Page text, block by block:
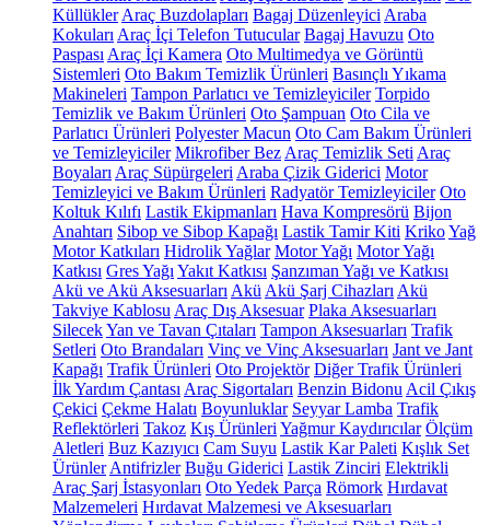
Küllükler Araç Buzdolapları Bagaj Düzenleyici Araba
Kokuları Araç İçi Telefon Tutucular Bagaj Havuzu Oto
Paspası Araç İçi Kamera Oto Multimedya ve Görüntü
Sistemleri Oto Bakım Temizlik Ürünleri Basınçlı Yıkama
Makineleri Tampon Parlatıcı ve Temizleyiciler Torpido
Temizlik ve Bakım Ürünleri Oto Şampuan Oto Cila ve
Parlatıcı Ürünleri Polyester Macun Oto Cam Bakım Ürünleri
ve Temizleyiciler Mikrofiber Bez Araç Temizlik Seti Araç
Boyaları Araç Süpürgeleri Araba Çizik Giderici Motor
Temizleyici ve Bakım Ürünleri Radyatör Temizleyiciler Oto
Koltuk Kılıfı Lastik Ekipmanları Hava Kompresörü Bijon
Anahtarı Sibop ve Sibop Kapağı Lastik Tamir Kiti KrikoYağ
Motor Katkıları Hidrolik Yağlar Motor Yağı Motor Yağı
Katkısı Gres Yağı Yakıt Katkısı Şanzıman Yağı ve Katkısı
Akü ve Akü Aksesuarları Akü Akü Şarj Cihazları Akü
Takviye Kablosu Araç Dış Aksesuar Plaka Aksesuarları
SilecekYan ve Tavan Çıtaları Tampon Aksesuarları Trafik
Setleri Oto Brandaları Vinç ve Vinç Aksesuarları Jant ve Jant
Kapağı Trafik Ürünleri Oto Projektör Diğer Trafik Ürünleri
İlk Yardım Çantası Araç Sigortaları Benzin Bidonu Acil Çıkış
Çekici Çekme Halatı Boyunluklar Seyyar Lamba Trafik
Reflektörleri Takoz Kış Ürünleri Yağmur Kaydırıcılar Ölçüm
Aletleri Buz Kazıyıcı Cam Suyu Lastik Kar Paleti Kışlık Set
Ürünler Antifrizler Buğu Giderici Lastik Zinciri Elektrikli
Araç Şarj İstasyonları Oto Yedek Parça Römork Hırdavat
Malzemeleri Hırdavat Malzemesi ve Aksesuarları